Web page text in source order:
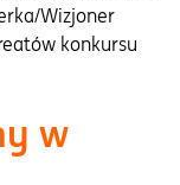
Wizjoner
konkursu
w